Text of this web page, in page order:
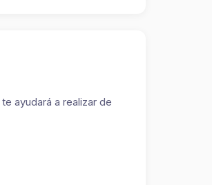
ayudará a realizar de